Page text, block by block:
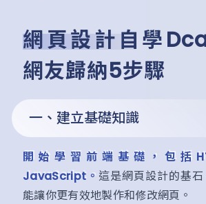
網頁設計自學
網友歸納5步驟
一、建立基礎知識
開始學習前端基礎，包括
JavaScript。 這是網頁設計的基
能讓你更有效地製作和修改網頁。